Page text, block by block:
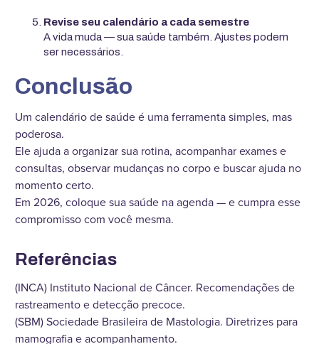
Revise seu calendário a cada semestre
A vida muda — sua saúde também. Ajustes podem
ser necessários.
Conclusão
Um calendário de saúde é uma ferramenta simples, mas
poderosa.
Ele ajuda a organizar sua rotina, acompanhar exames e
consultas, observar mudanças no corpo e buscar ajuda no
momento certo.
Em 2026, coloque sua saúde na agenda — e cumpra esse
compromisso com você mesma.
Referências
(INCA) Instituto Nacional de Câncer. Recomendações de
rastreamento e detecção precoce.
(SBM) Sociedade Brasileira de Mastologia. Diretrizes para
mamografia e acompanhamento.